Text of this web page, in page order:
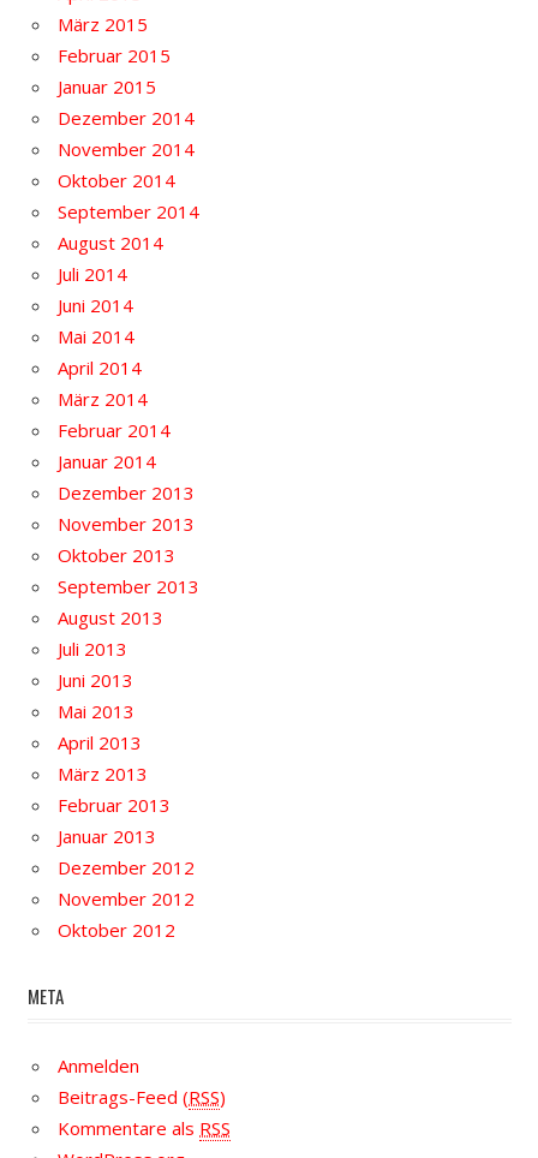
März 2015
Februar 2015
Januar 2015
Dezember 2014
November 2014
Oktober 2014
September 2014
August 2014
Juli 2014
Juni 2014
Mai 2014
April 2014
März 2014
Februar 2014
Januar 2014
Dezember 2013
November 2013
Oktober 2013
September 2013
August 2013
Juli 2013
Juni 2013
Mai 2013
April 2013
März 2013
Februar 2013
Januar 2013
Dezember 2012
November 2012
Oktober 2012
META
Anmelden
Beitrags-Feed (RSS)
Kommentare als RSS